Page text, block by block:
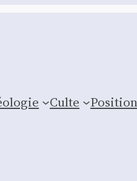
Culte Posi­tion